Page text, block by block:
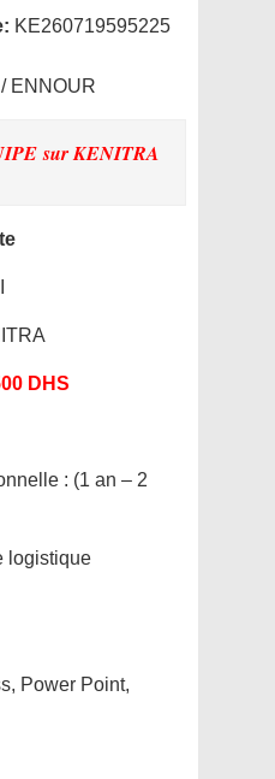
KE260719595225
ENNOUR
sur KENITRA
DHS
: (1 an – 2
logistique
Power Point,